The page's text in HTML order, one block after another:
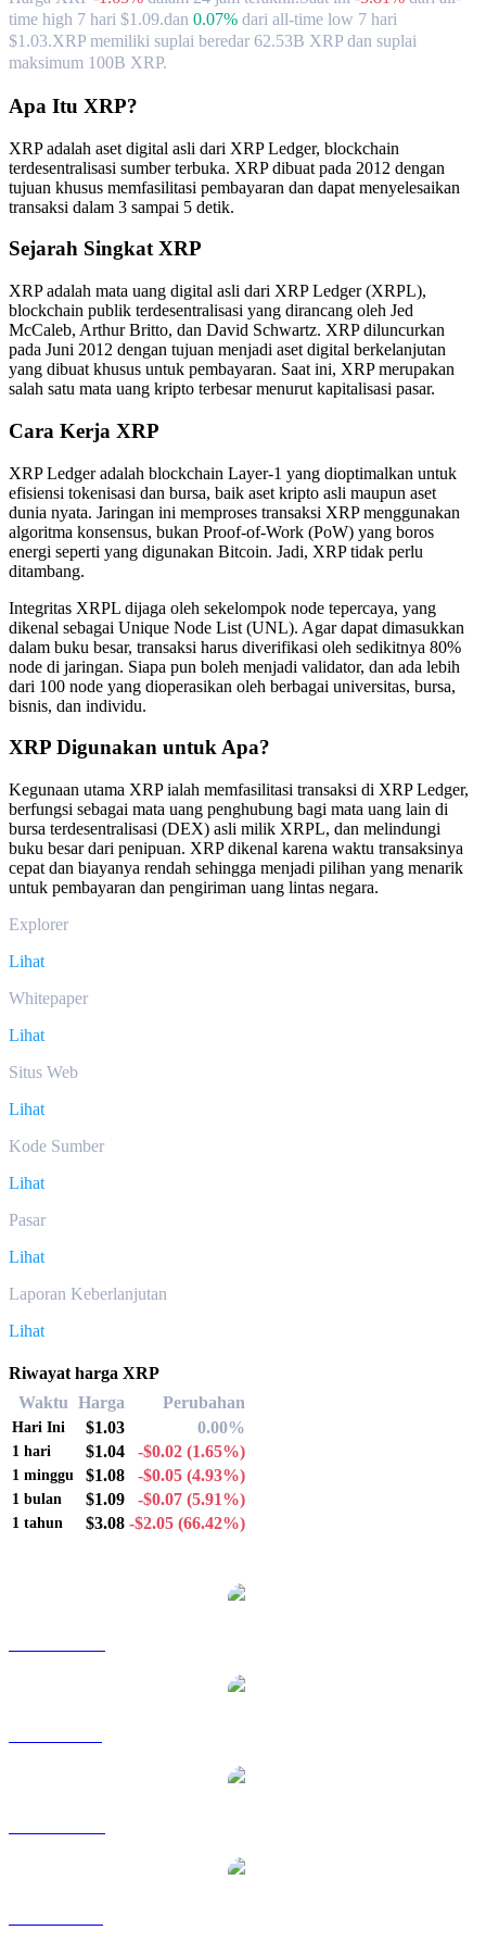
time high 7 hari $1.09.dan 0.07% dari all-time low 7 hari
$1.03.XRP memiliki suplai beredar 62.53B XRP dan suplai
maksimum 100B XRP.
Apa Itu XRP?
XRP adalah aset digital asli dari XRP Ledger, blockchain
terdesentralisasi sumber terbuka. XRP dibuat pada 2012 dengan
tujuan khusus memfasilitasi pembayaran dan dapat menyelesaikan
transaksi dalam 3 sampai 5 detik.
Sejarah Singkat XRP
XRP adalah mata uang digital asli dari XRP Ledger (XRPL),
blockchain publik terdesentralisasi yang dirancang oleh Jed
McCaleb, Arthur Britto, dan David Schwartz. XRP diluncurkan
pada Juni 2012 dengan tujuan menjadi aset digital berkelanjutan
yang dibuat khusus untuk pembayaran. Saat ini, XRP merupakan
salah satu mata uang kripto terbesar menurut kapitalisasi pasar.
Cara Kerja XRP
XRP Ledger adalah blockchain Layer-1 yang dioptimalkan untuk
efisiensi tokenisasi dan bursa, baik aset kripto asli maupun aset
dunia nyata. Jaringan ini memproses transaksi XRP menggunakan
algoritma konsensus, bukan Proof-of-Work (PoW) yang boros
energi seperti yang digunakan Bitcoin. Jadi, XRP tidak perlu
ditambang.
Integritas XRPL dijaga oleh sekelompok node tepercaya, yang
dikenal sebagai Unique Node List (UNL). Agar dapat dimasukkan
dalam buku besar, transaksi harus diverifikasi oleh sedikitnya 80%
node di jaringan. Siapa pun boleh menjadi validator, dan ada lebih
dari 100 node yang dioperasikan oleh berbagai universitas, bursa,
bisnis, dan individu.
XRP Digunakan untuk Apa?
Kegunaan utama XRP ialah memfasilitasi transaksi di XRP Ledger,
berfungsi sebagai mata uang penghubung bagi mata uang lain di
bursa terdesentralisasi (DEX) asli milik XRPL, dan melindungi
buku besar dari penipuan. XRP dikenal karena waktu transaksinya
cepat dan biayanya rendah sehingga menjadi pilihan yang menarik
untuk pembayaran dan pengiriman uang lintas negara.
Explorer
Lihat
Whitepaper
Lihat
Situs Web
Lihat
Kode Sumber
Lihat
Pasar
Lihat
Laporan Keberlanjutan
Lihat
Riwayat harga XRP
Waktu Harga Perubahan
Hari Ini $1.03 0.00%
1 hari $1.04 -$0.02 (1.65%)
1 minggu $1.08 -$0.05 (4.93%)
1 bulan $1.09 -$0.07 (5.91%)
1 tahun $3.08 -$2.05 (66.42%)